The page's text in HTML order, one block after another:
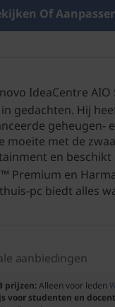
Of
IdeaCentre
gedachten. Hij
geheugen-
moeite met de
en beschikt
Premium en
pc biedt alles
aanbiedingen
prijzen:Alleen voor leden
voor studenten en